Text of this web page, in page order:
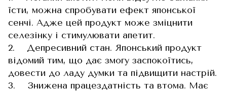
їсти, можна спробувати ефект японської
сенчі. Адже цей продукт може зміцнити
селезінку і стимулювати апетит.
2. Депресивний стан. Японський продукт
відомий тим, що дає змогу заспокоїтись,
довести до ладу думки та підвищити настрій.
3. Знижена працездатність та втома. Має